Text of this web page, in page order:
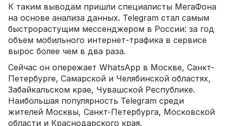
К таким выводам пришли специалисты МегаФона
на основе анализа данных. Telegram стал самым
быстрорастущим мессенджером в России: за год
объем мобильного интернет‑трафика в сервисе
вырос более чем в два раза.
Сейчас он опережает WhatsApp в Москве, Санкт-
Петербурге, Самарской и Челябинской областях,
Забайкальском крае, Чувашской Республике.
Наибольшая популярность Telegram среди
жителей Москвы, Санкт-Петербурга, Московской
области и Краснодарского края.